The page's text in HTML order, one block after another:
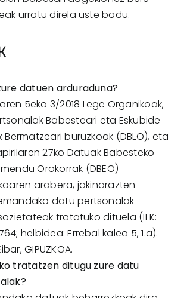
urratu direla uste badu.
datuen arduraduna?
5eko 3/2018 Lege Organikoak,
Babesteari eta Eskubide
Bermatzeari buruzkoak (DBLO), eta
27ko Datuak Babesteko
Orokorrak (DBEO)
arabera, jakinarazten
datu pertsonalak
tratatuko dituela (IFK:
helbidea: Errebal kalea 5, 1.a).
GIPUZKOA.
tratatzen ditugu zure datu